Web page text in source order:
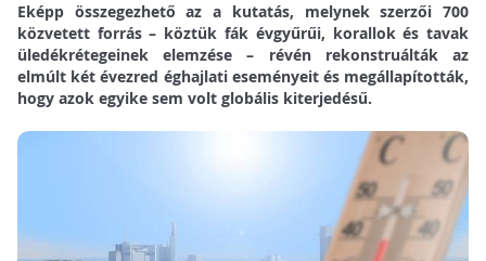
Eképp összegezhető az a kutatás, melynek szerzői 700
közvetett forrás – köztük fák évgyűrűi, korallok és tavak
üledékrétegeinek elemzése – révén rekonstruálták az
elmúlt két évezred éghajlati eseményeit és megállapították,
hogy azok egyike sem volt globális kiterjedésű.